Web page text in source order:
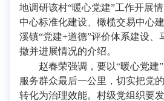
地调研该村“暖心党建”工作开展
中心标准化建设、橄榄交易中心
溪镇“党建+道德”评价体系建设、
撤并进展情况的介绍。
赵春荣强调，要以“暖心党建”
服务群众最后一公里，切实把党
转化为治理效能。村级党组织要